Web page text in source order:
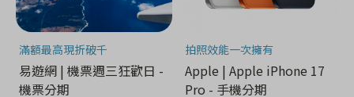
滿額最高現折破千
易遊網 | 機票週三狂歡日 -
機票分期
拍照效能一次擁有
Apple | Apple iPhone 17
Pro - 手機分期